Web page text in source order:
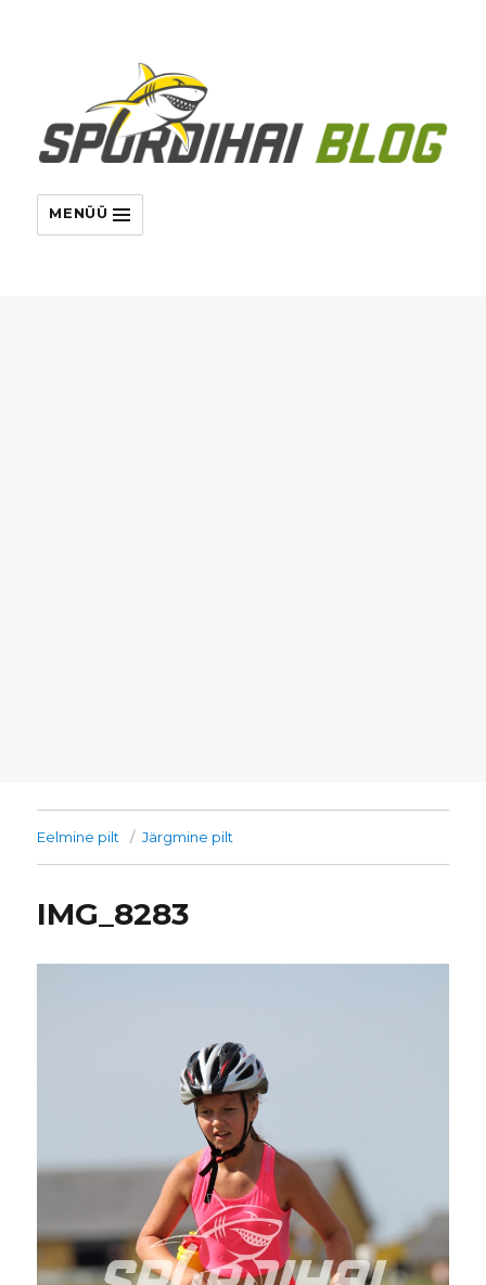
MENÜÜ
Eelmine pilt Järgmine pilt
IMG_8283